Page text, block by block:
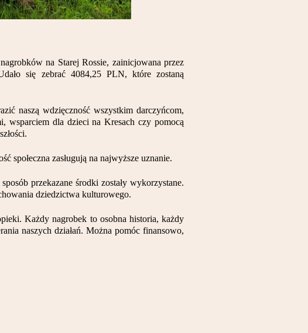
na Starej Rossie, zainicjowana przez
się zebrać 4084,25 PLN, które zostaną
naszą wdzięczność wszystkim darczyńcom,
dla dzieci na Kresach czy pomocą
społeczna zasługują na najwyższe uznanie.
przekazane środki zostały wykorzystane.
dziedzictwa kulturowego.
Każdy nagrobek to osobna historia, każdy
naszych działań. Można pomóc finansowo,